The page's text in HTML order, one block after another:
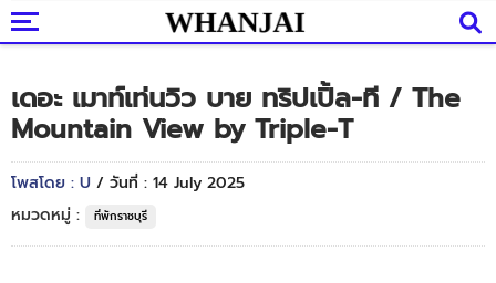
เดอะ เมาท์เท่นวิว บาย ทริปเปิ้ล-ที / The
Mountain View by Triple-T
โพสโดย : U / วันที่ : 14 July 2025
หมวดหมู่ :
ที่พักราชบุรี